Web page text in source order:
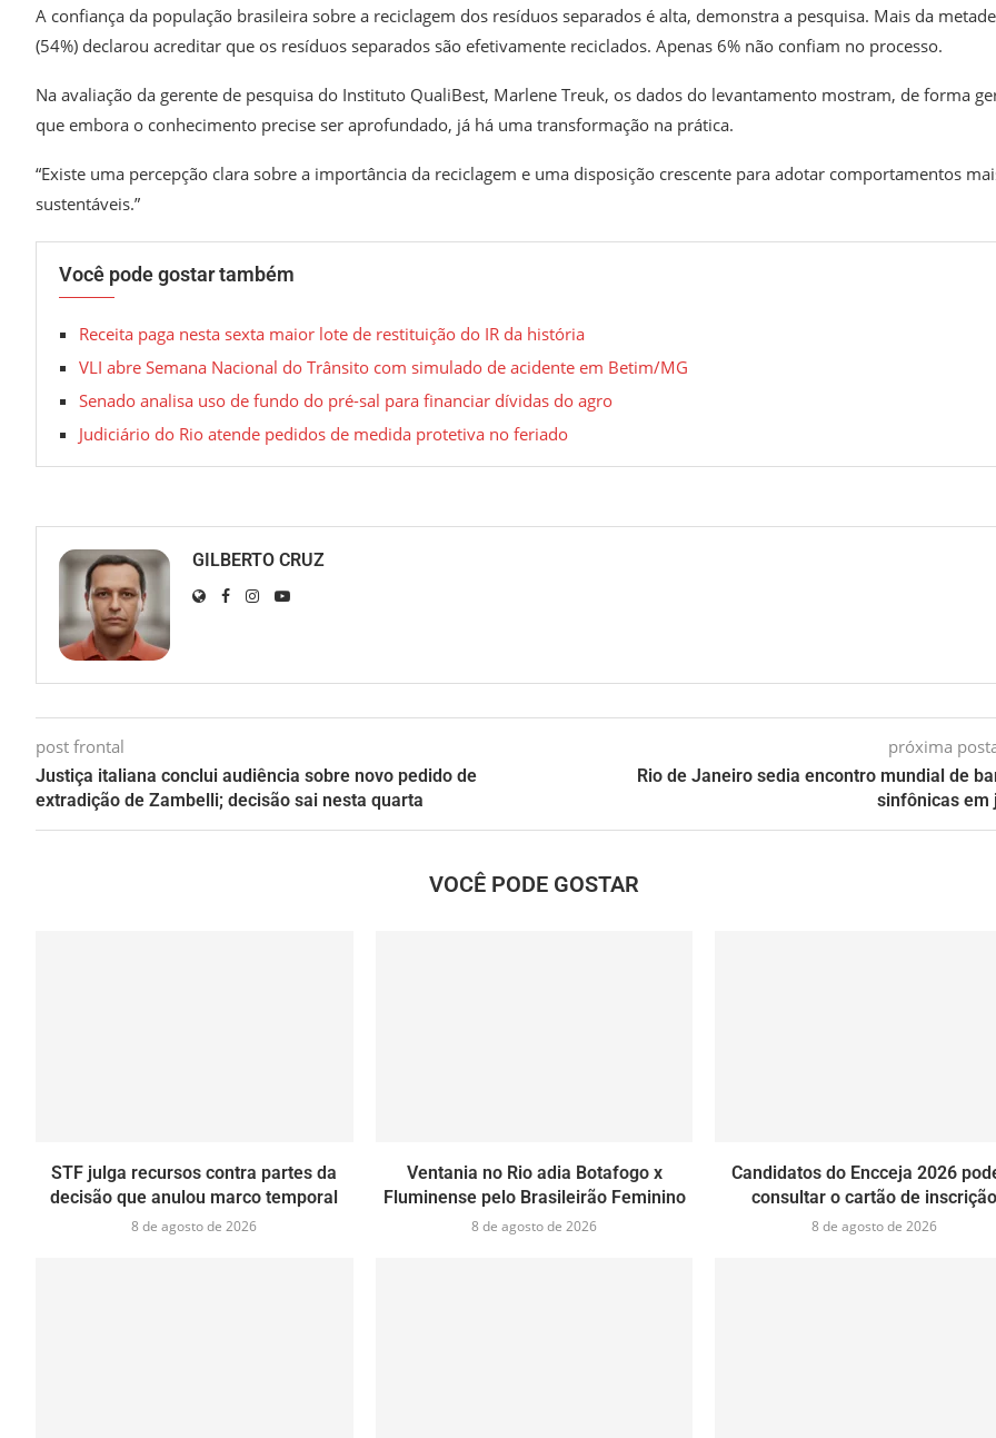
A confiança da população brasileira sobre a reciclagem dos resíduos separados é alta, demonstra a pesquisa. Mais da metade
(54%) declarou acreditar que os resíduos separados são efetivamente reciclados. Apenas 6% não confiam no processo.
Na avaliação da gerente de pesquisa do Instituto QualiBest, Marlene Treuk, os dados do levantamento mostram, de forma
que embora o conhecimento precise ser aprofundado, já há uma transformação na prática.
“Existe uma percepção clara sobre a importância da reciclagem e uma disposição crescente para adotar comportamentos
sustentáveis.”
Você pode gostar também
Receita paga nesta sexta maior lote de restituição do IR da história
VLI abre Semana Nacional do Trânsito com simulado de acidente em Betim/MG
Senado analisa uso de fundo do pré-sal para financiar dívidas do agro
Judiciário do Rio atende pedidos de medida protetiva no feriado
GILBERTO CRUZ
post frontal
Justiça italiana conclui audiência sobre novo pedido de
extradição de Zambelli; decisão sai nesta quarta
próxima
Rio de Janeiro sedia encontro mundial de
sinfônicas em
VOCÊ PODE GOSTAR
STF julga recursos contra partes da
decisão que anulou marco temporal
8 de agosto de 2026
Ventania no Rio adia Botafogo x
Fluminense pelo Brasileirão Feminino
8 de agosto de 2026
Candidatos do Encceja 2026
consultar o cartão de inscrição
8 de agosto de 2026